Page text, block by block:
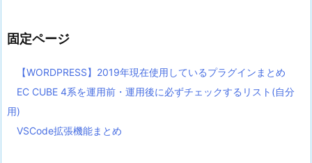
ー
固定ページ
【WORDPRESS】2019年現在使用しているプラグインまとめ
EC CUBE 4系を運用前・運用後に必ずチェックするリスト(自分
用)
VSCode拡張機能まとめ